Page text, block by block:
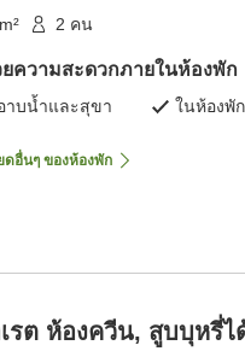
2 คน
ความสะดวกภายในห้องพัก
าบน้ำและสุขา ในห้องพั
ดอื่นๆ ของห้องพัก
รต ห้องควีน, สูบบุหรี่ไ